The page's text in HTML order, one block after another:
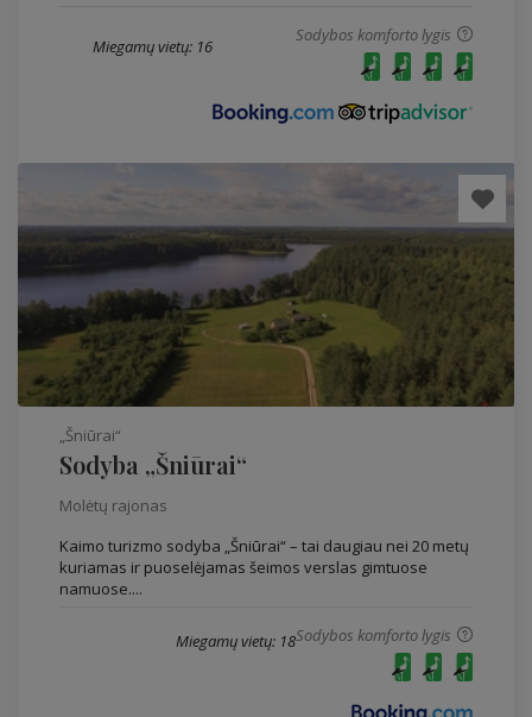
Sodybos komforto lygis
Miegamų vietų: 16
„Šniūrai“
Sodyba „Šniūrai“
Molėtų rajonas
Kaimo turizmo sodyba „Šniūrai“ – tai daugiau nei 20 metų
kuriamas ir puoselėjamas šeimos verslas gimtuose
namuose....
Sodybos komforto lygis
Miegamų vietų: 18